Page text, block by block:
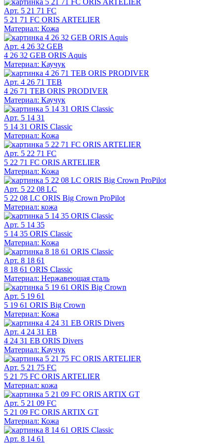
Арт. 5 21 71 FC
5 21 71 FC ORIS ARTELIER
Материал: Кожа
Арт. 4 26 32 GEB
4 26 32 GEB ORIS Aquis
Материал: Каучук
Арт. 4 26 71 TEB
4 26 71 TEB ORIS PRODIVER
Материал: Каучук
Арт. 5 14 31
5 14 31 ORIS Classic
Материал: Кожа
Арт. 5 22 71 FC
5 22 71 FC ORIS ARTELIER
Материал: Кожа
Арт. 5 22 08 LC
5 22 08 LC ORIS Big Crown ProPilot
Материал: кожа
Арт. 5 14 35
5 14 35 ORIS Classic
Материал: Кожа
Арт. 8 18 61
8 18 61 ORIS Classic
Материал: Нержавеющая сталь
Арт. 5 19 61
5 19 61 ORIS Big Crown
Материал: Кожа
Арт. 4 24 31 EB
4 24 31 EB ORIS Divers
Материал: Каучук
Арт. 5 21 75 FC
5 21 75 FC ORIS ARTELIER
Материал: кожа
Арт. 5 21 09 FC
5 21 09 FC ORIS ARTIX GT
Материал: Кожа
Арт. 8 14 61